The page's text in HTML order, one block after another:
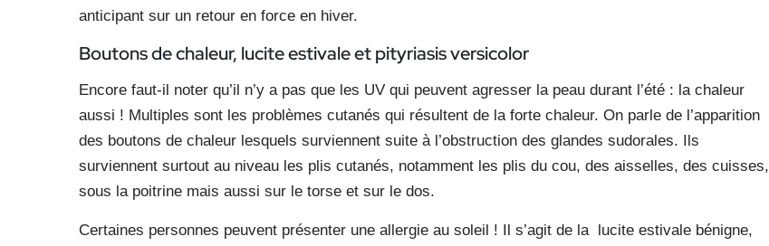
anticipant sur un retour en force en hiver.
Boutons de chaleur, lucite estivale et pityriasis versicolor
Encore faut-il noter qu’il n’y a pas que les UV qui peuvent agresser la peau durant l’été : la chaleur
aussi ! Multiples sont les problèmes cutanés qui résultent de la forte chaleur. On parle de l’apparition
des boutons de chaleur lesquels surviennent suite à l’obstruction des glandes sudorales. Ils
surviennent surtout au niveau les plis cutanés, notamment les plis du cou, des aisselles, des cuisses,
sous la poitrine mais aussi sur le torse et sur le dos.
Certaines personnes peuvent présenter une allergie au soleil ! Il s’agit de la lucite estivale bénigne,